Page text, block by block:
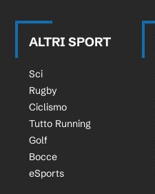
ALTRI SPORT
Sci
Rugby
Ciclismo
Tutto Running
Golf
Bocce
eSports